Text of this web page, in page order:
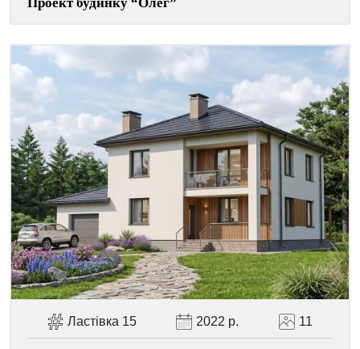
Ластівка 15 2022 р. 11